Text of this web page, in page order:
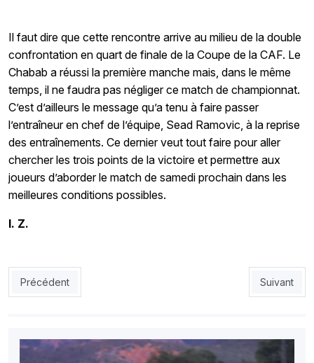
Il faut dire que cette rencontre arrive au milieu de la double
confrontation en quart de finale de la Coupe de la CAF. Le
Chabab a réussi la première manche mais, dans le même
temps, il ne faudra pas négliger ce match de championnat.
C’est d’ailleurs le message qu’a tenu à faire passer
l’entraîneur en chef de l’équipe, Sead Ramovic , à la reprise
des entraînements. Ce dernier veut tout faire pour aller
chercher les trois points de la victoire et permettre aux
joueurs d’aborder le match de samedi prochain dans les
meilleures conditions possibles.
I. Z.
Article précédent : MCA 2 - USMK 1 : le MCA sauvé par ses
Précédent Article
Suivant